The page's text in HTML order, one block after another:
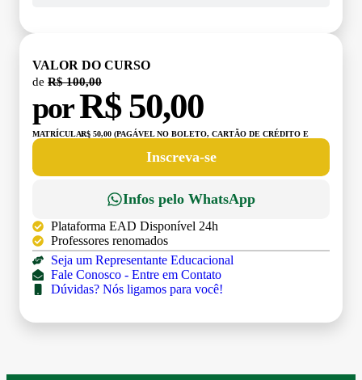
VALOR DO CURSO
de R$ 100,00
porR$ 50,00
MATRÍCULA:R$ 50,00 (PAGÁVEL NO BOLETO, CARTÃO DE CRÉDITO E
Inscreva-se
Infos pelo WhatsApp
Plataforma EAD Disponível 24h
Professores renomados
Seja um Representante Educacional
Fale Conosco - Entre em Contato
Dúvidas? Nós ligamos para você!